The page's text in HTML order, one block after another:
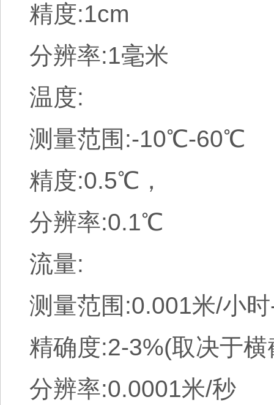
精度:1cm
分辨率:1毫米
温度:
测量范围:-10℃-60℃
精度:0.5℃，
分辨率:0.1℃
流量:
测量范围:0.001米/小
精确度:2-3%(取决于
分辨率:0.0001米/秒